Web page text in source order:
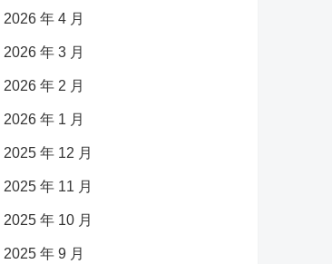
2026 年 4 月
2026 年 3 月
2026 年 2 月
2026 年 1 月
2025 年 12 月
2025 年 11 月
2025 年 10 月
2025 年 9 月